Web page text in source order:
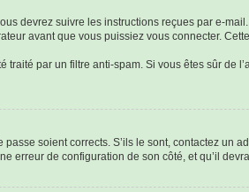
devrez suivre les instructions reçues par e-
avant que vous puissiez vous connecter.
traité par un filtre anti-spam. Si vous êtes sûr de
soient corrects. S’ils le sont, contactez un
erreur de configuration de son côté, et qu’il